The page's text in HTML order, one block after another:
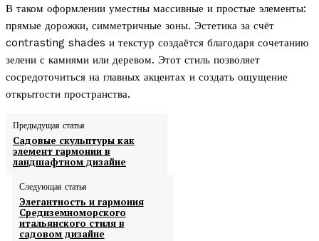
В таком оформлении уместны массивные и простые элементы:
прямые дорожки, симметричные зоны. Эстетика за счёт
contrasting shades и текстур создаётся благодаря сочетанию
зелени с камнями или деревом. Этот стиль позволяет
сосредоточиться на главных акцентах и создать ощущение
открытости пространства.
Предыдущая статья
Садовые скульптуры как
элемент гармонии в
ландшафтном дизайне
Следующая статья
Элегантность и гармония
Средиземноморского
итальянского стиля в
садовом дизайне